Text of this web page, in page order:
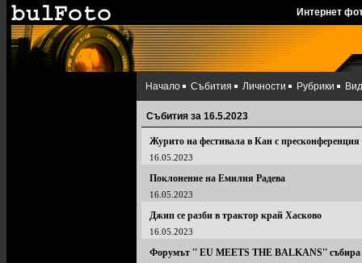
Интернет
Начало Събития Личности Рубрики
Събития за 16.5.2023
Журито на фестивала в Кан с пресконференция
16.05.2023
Поклонение на Емилия Радева
16.05.2023
Джип се разби в трактор край Хасково
16.05.2023
Форумът '' EU MEETS THE BALKANS''